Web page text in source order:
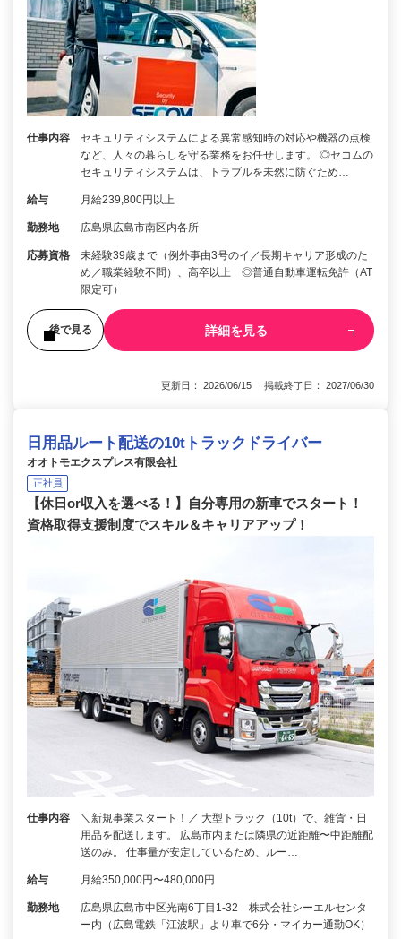
仕事内容
セキュリティシステムによる異常感知時の対応や機器の点検
など、人々の暮らしを守る業務をお任せします。 ◎セコムの
セキュリティシステムは、トラブルを未然に防ぐため…
給与 月給239,800円以上
勤務地 広島県広島市南区内各所
応募資格
未経験39歳まで（例外事由3号のイ／長期キャリア形成のた
め／職業経験不問）、高卒以上 ◎普通自動車運転免許（AT
限定可）
後で見る 詳細を見る
更新日： 2026/06/15 掲載終了日： 2027/06/30
日用品ルート配送の10tトラックドライバー
オオトモエクスプレス有限会社
正社員
【休日or収入を選べる！】自分専用の新車でスタート！
資格取得支援制度でスキル＆キャリアアップ！
仕事内容
＼新規事業スタート！／ 大型トラック（10t）で、雑貨・日
用品を配送します。 広島市内または隣県の近距離〜中距離配
送のみ。 仕事量が安定しているため、ルー…
給与 月給350,000円〜480,000円
勤務地
広島県広島市中区光南6丁目1-32 株式会社シーエルセンタ
ー内（広島電鉄「江波駅」より車で6分・マイカー通勤OK）